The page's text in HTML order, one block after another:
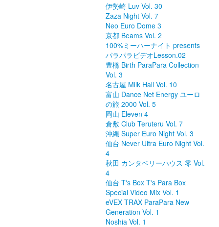
伊勢崎 Luv Vol. 30
Zaza Night Vol. 7
Neo Euro Dome 3
京都 Beams Vol. 2
100%ミーハーナイト presents
パラパラビデオLesson.02
豊橋 Birth ParaPara Collection
Vol. 3
名古屋 Milk Hall Vol. 10
富山 Dance Net Energy ユーロ
の旅 2000 Vol. 5
岡山 Eleven 4
倉敷 Club Teruteru Vol. 7
沖縄 Super Euro Night Vol. 3
仙台 Never Ultra Euro Night Vol.
4
秋田 カンタベリーハウス 零 Vol.
4
仙台 T's Box T's Para Box
Special Video Mix Vol. 1
eVEX TRAX ParaPara New
Generation Vol. 1
Noshia Vol. 1